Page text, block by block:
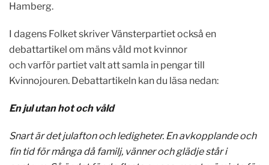
Hamberg.
I dagens Folket skriver Vänsterpartiet också en
debattartikel om mäns våld mot kvinnor
och varför partiet valt att samla in pengar till
Kvinnojouren. Debattartikeln kan du läsa nedan:
En jul utan hot och våld
Snart är det julafton och ledigheter. En avkopplande och
fin tid för många då familj, vänner och glädje står i